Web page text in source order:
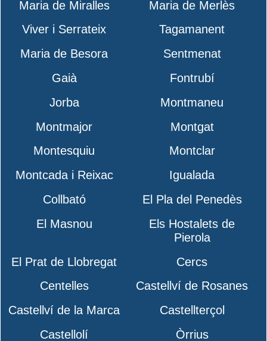
Maria de Miralles
Maria de Merlès
Viver i Serrateix
Tagamanent
Maria de Besora
Sentmenat
Gaià
Fontrubí
Jorba
Montmaneu
Montmajor
Montgat
Montesquiu
Montclar
Montcada i Reixac
Igualada
Collbató
El Pla del Penedès
El Masnou
Els Hostalets de
Pierola
El Prat de Llobregat
Cercs
Centelles
Castellví de Rosanes
Castellví de la Marca
Castellterçol
Castellolí
Òrrius